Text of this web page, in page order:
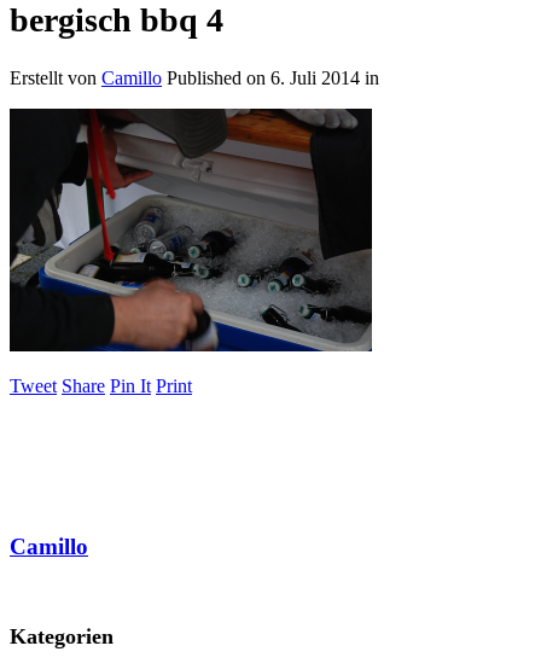
bergisch bbq 4
Erstellt von Camillo Published on 6. Juli 2014 in
Tweet Share Pin It Print
Camillo
Kategorien